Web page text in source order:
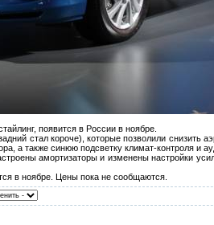
появится в России в ноябре.
стал короче), которые позволили снизить
а также синюю подсветку климат-контроля и
амортизаторы и изменены настройки
в ноябре. Цены пока не сообщаются.